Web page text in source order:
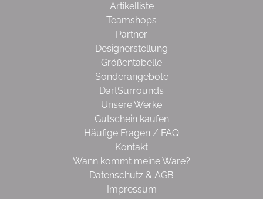
Artikelliste
Teamshops
Partner
Designerstellung
Größentabelle
Sonderangebote
DartSurrounds
Unsere Werke
Gutschein kaufen
Häufige Fragen / FAQ
Kontakt
Wann kommt meine Ware?
Datenschutz & AGB
Impressum